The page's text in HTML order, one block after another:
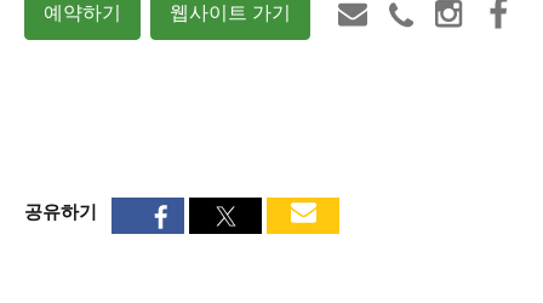
예약하기 웹사이트 가기
공유하기